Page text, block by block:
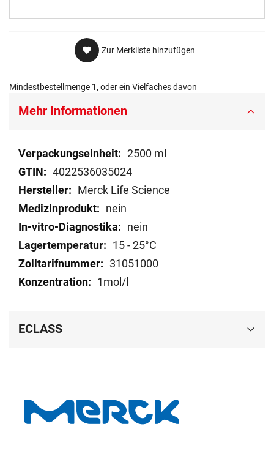
Zur Merkliste hinzufügen
Mindestbestellmenge 1, oder ein Vielfaches davon
Mehr Informationen
Mehr
Informationen
2500 ml
4022536035024
Merck Life Science
nein
nein
15 - 25°C
31051000
1mol/l
ECLASS